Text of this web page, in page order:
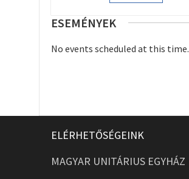
ESEMÉNYEK
No events scheduled at this time.
ELÉRHETŐSÉGEINK
MAGYAR UNITÁRIUS EGYHÁZ